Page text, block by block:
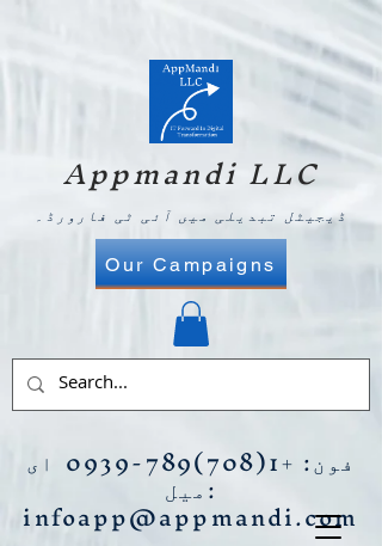
Appmandi LLC
فون: +1(708)789-0939 ای
میل:
infoapp@appmandi.com
ڈیجیٹل تبدیلی میں آئی ٹی فارورڈ۔
Our Campaigns